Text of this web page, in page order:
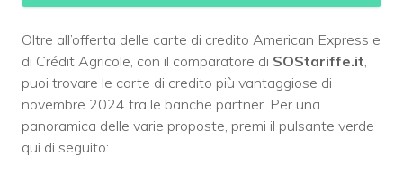
Oltre all’offerta delle carte di credito American Express e
di Crédit Agricole, con il comparatore di SOStariffe.it
puoi trovare le carte di credito più vantaggiose di
novembre 2024 tra le banche partner. Per una
panoramica delle varie proposte, premi il pulsante verde
qui di seguito: